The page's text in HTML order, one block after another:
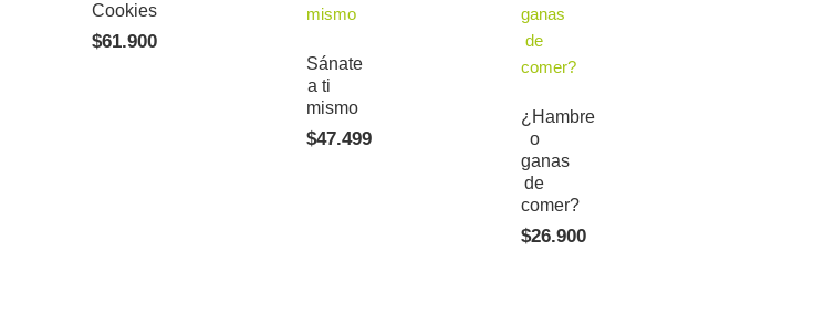
Cookies
$61.900
Sánate
a ti
mismo
$47.499
¿Hambre
o
ganas
de
comer?
$26.900